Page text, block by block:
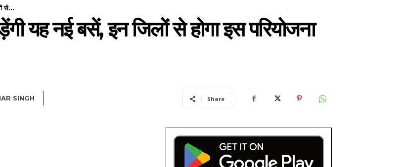
से...
यह नई बसें, इन जिलों से होगा इस परियोजना
SINGH Share